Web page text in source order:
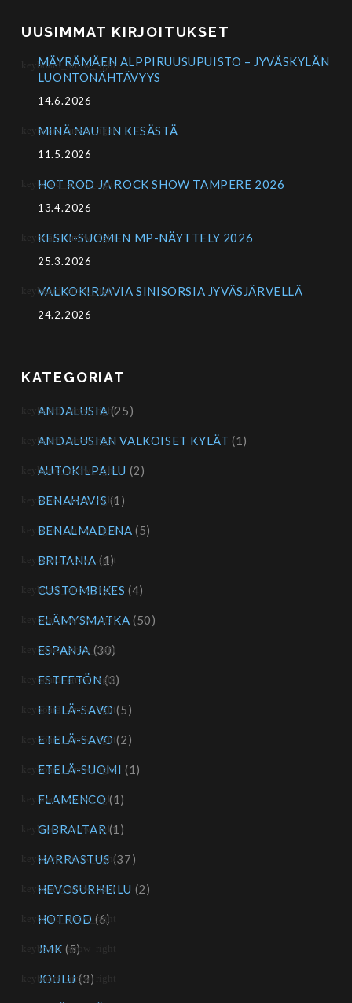
UUSIMMAT KIRJOITUKSET
MÄYRÄMÄEN ALPPIRUUSUPUISTO – JYVÄSKYLÄN
LUONTONÄHTÄVYYS
14.6.2026
MINÄ NAUTIN KESÄSTÄ
11.5.2026
HOT ROD JA ROCK SHOW TAMPERE 2026
13.4.2026
KESKI-SUOMEN MP-NÄYTTELY 2026
25.3.2026
VALKOKIRJAVIA SINISORSIA JYVÄSJÄRVELLÄ
24.2.2026
KATEGORIAT
ANDALUSIA (25)
ANDALUSIAN VALKOISET KYLÄT (1)
AUTOKILPAILU (2)
BENAHAVIS (1)
BENALMADENA (5)
BRITANIA (1)
CUSTOMBIKES (4)
ELÄMYSMATKA (50)
ESPANJA (30)
ESTEETÖN (3)
ETELÄ-SAVO (5)
ETELÄ-SAVO (2)
ETELÄ-SUOMI (1)
FLAMENCO (1)
GIBRALTAR (1)
HARRASTUS (37)
HEVOSURHEILU (2)
HOTROD (6)
JMK (5)
JOULU (3)